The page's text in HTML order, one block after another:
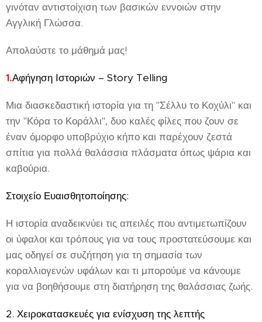
γινόταν αντιστοίχιση των βασικών εννοιών στην
Αγγλική Γλώσσα.
Απολαύστε το μάθημά μας!
1.Αφήγηση Ιστοριών – Story Telling
Μια διασκεδαστική ιστορία για τη "Σέλλυ το Κοχύλι" και
την "Κόρα το Κοράλλι", δυο καλές φίλες που ζουν σε
έναν όμορφο υποβρύχιο κήπο και παρέχουν ζεστά
σπίτια για πολλά θαλάσσια πλάσματα όπως ψάρια και
καβούρια.
Στοιχείο Ευαισθητοποίησης:
Η ιστορία αναδεικνύει τις απειλές που αντιμετωπίζουν
οι ύφαλοι και τρόπους για να τους προστατεύσουμε και
μας οδηγεί σε συζήτηση για τη σημασία των
κοραλλιογενών υφάλων και τι μπορούμε να κάνουμε
για να βοηθήσουμε στη διατήρηση της θαλάσσιας ζωής.
2. Χειροκατασκευές για ενίσχυση της λεπτής